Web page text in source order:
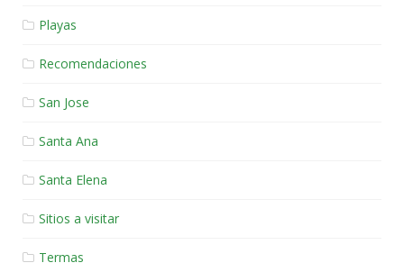
Playas
Recomendaciones
San Jose
Santa Ana
Santa Elena
Sitios a visitar
Termas